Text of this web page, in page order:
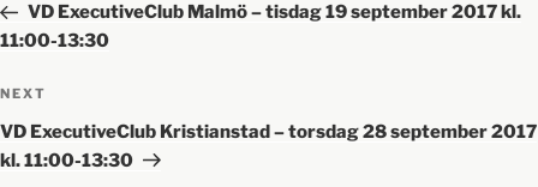
VD ExecutiveClub Malmö – tisdag 19 september 2017 kl.
11:00-13:30
NEXT
VD ExecutiveClub Kristianstad – torsdag 28 september 2017
kl. 11:00-13:30